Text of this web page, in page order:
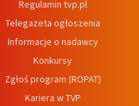
Regulamin tvp.pl
Telegazeta ogłoszenia
Informacje o nadawcy
Konkursy
Zgłoś program (ROPAT)
Kariera w TVP